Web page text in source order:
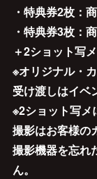
・特典券2枚：
・特典券3枚：
＋2ショット写メ
※オリジナル・
受け渡しはイベ
※2ショット写メ
撮影はお客様の
撮影機器を忘れ
ん。